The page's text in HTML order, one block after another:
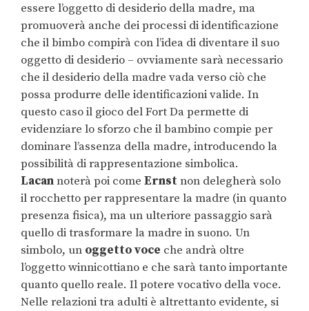
essere l’oggetto di desiderio della madre, ma
promuoverà anche dei processi di identificazione
che il bimbo compirà con l’idea di diventare il suo
oggetto di desiderio – ovviamente sarà necessario
che il desiderio della madre vada verso ciò che
possa produrre delle identificazioni valide. In
questo caso il gioco del Fort Da permette di
evidenziare lo sforzo che il bambino compie per
dominare l’assenza della madre, introducendo la
possibilità di rappresentazione simbolica.
Lacannoterà poi come Ernst non delegherà solo
il rocchetto per rappresentare la madre (in quanto
presenza fisica), ma un ulteriore passaggio sarà
quello di trasformare la madre in suono. Un
simbolo, un oggetto voce che andrà oltre
l’oggetto winnicottiano e che sarà tanto importante
quanto quello reale. Il potere vocativo della voce.
Nelle relazioni tra adulti è altrettanto evidente, si